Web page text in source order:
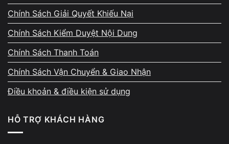
Thanh toán ngay – đủ – có
biên nhận rõ ràng
Sau khi thống nhất giá, tiền được thanh toán
ngay bằng tiền mặt hoặc chuyển khoản. Biên
giá, thời gian và thông tin đối soát. Máy
Chính Sách Giải Quyết Khiếu Nại
Chính Sách Kiểm Duyệt Nội Dung
Chính Sách Thanh Toán
Chính Sách Vận Chuyển & Giao Nhận
Điều khoản & điều kiện sử dụng
HỖ TRỢ KHÁCH HÀNG